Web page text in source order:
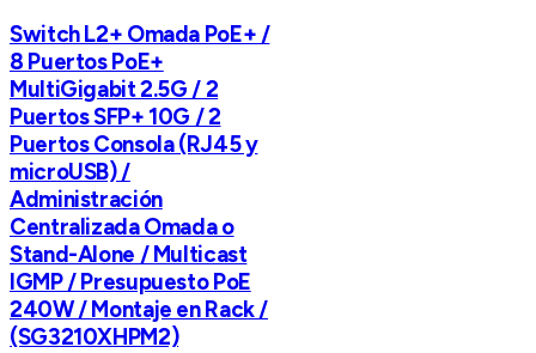
Switch L2+ Omada PoE+ /
8 Puertos PoE+
MultiGigabit 2.5G / 2
Puertos SFP+ 10G / 2
Puertos Consola (RJ45 y
microUSB) /
Administración
Centralizada Omada o
Stand-Alone / Multicast
IGMP / Presupuesto PoE
240W / Montaje en Rack /
(SG3210XHPM2)